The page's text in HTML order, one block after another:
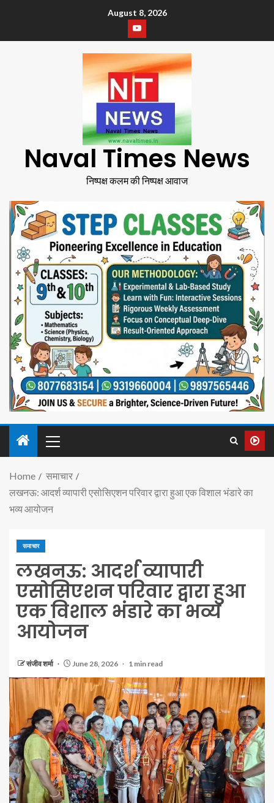
August 8, 2026
Naval Times News
निष्पक्ष कलम की निष्पक्ष आवाज
Home
समाचार
लखनऊ: आदर्श व्यापारी एसोसिएशन परिवार द्वारा हुआ एक विशाल भंडारे का
भव्य आयोजन
समाचार
लखनऊ: आदर्श व्यापारी
एसोसिएशन परिवार द्वारा हुआ
एक विशाल भंडारे का भव्य
आयोजन
संजीव शर्मा June 28, 2026 1 min read